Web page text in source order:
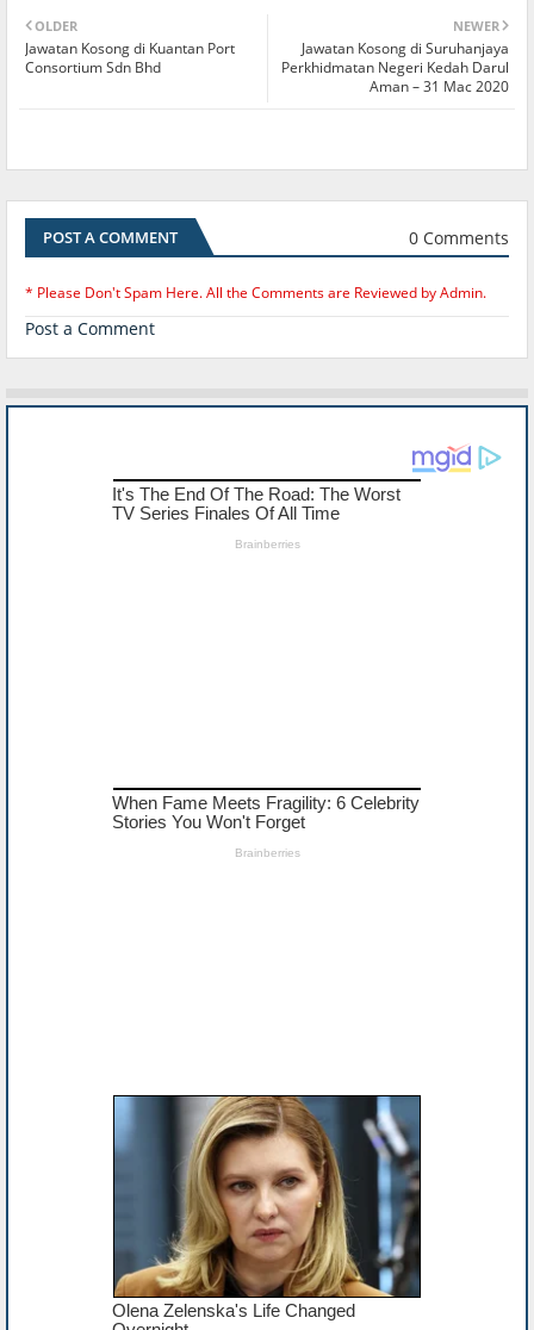
NEWER
Jawatan Kosong di Suruhanjaya
Perkhidmatan Negeri Kedah Darul
Aman – 31 Mac 2020
OLDER
Jawatan Kosong di Kuantan Port
Consortium Sdn Bhd
POST A COMMENT 0 Comments
* Please Don't Spam Here. All the Comments are Reviewed by Admin.
Post a Comment